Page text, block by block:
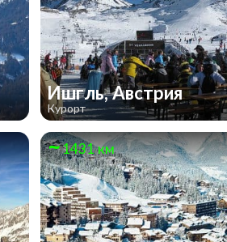
Ишгль, Австрия
Курорт
1431 км